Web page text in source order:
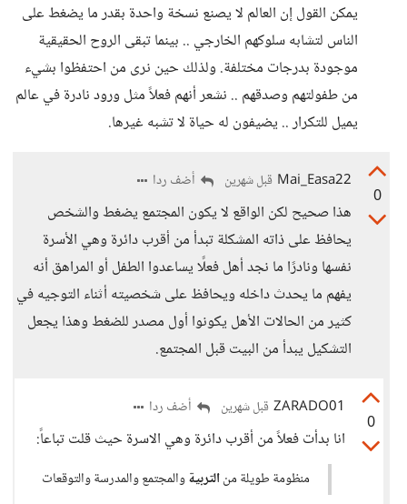
يمكن القول إن العالم لا يصنع نسخة واحدة بقدر ما يضغط على
الناس لتشابه سلوكهم الخارجي .. بينما تبقى الروح الحقيقية
موجودة بدرجات مختلفة. ولذلك حين نرى من احتفظوا بشيء
من طفولتهم وصدقهم .. نشعر أنهم فعلاً مثل ورود نادرة في عالم
يميل للتكرار .. يضيفون له حياة لا تشبه غيرها.
0
Mai_Easa22 قبل شهرين أضف ردا
هذا صحيح لكن الواقع لا يكون المجتمع يضغط والشخص
يحافظ على ذاته المشكلة تبدأ من أقرب دائرة وهي الأسرة
نفسها ونادرًا ما نجد أهل فعلًا يساعدوا الطفل أو المراهق أنه
يفهم ما يحدث داخله ويحافظ على شخصيته أثناء التوجيه في
كثير من الحالات الأهل يكونوا أول مصدر للضغط وهذا يجعل
التشكيل يبدأ من البيت قبل المجتمع.
0
ZARADO01 قبل شهرين أضف ردا
انا بدأت فعلاً من أقرب دائرة وهي الاسرة حيث قلت تباعاً:
منظومة طويلة منالتربيةوالمجتمع والمدرسة والتوقعات